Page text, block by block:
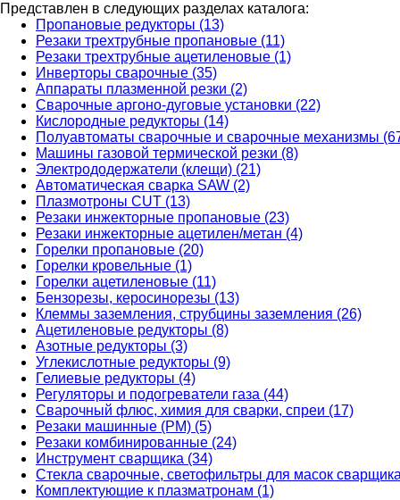
Представлен в следующих разделах каталога:
Пропановые редукторы (13)
Резаки трехтрубные пропановые (11)
Резаки трехтрубные ацетиленовые (1)
Инверторы сварочные (35)
Аппараты плазменной резки (2)
Сварочные аргоно-дуговые установки (22)
Кислородные редукторы (14)
Полуавтоматы сварочные и сварочные механизмы
Машины газовой термической резки (8)
Электрододержатели (клещи) (21)
Автоматическая сварка SAW (2)
Плазмотроны CUT (13)
Резаки инжекторные пропановые (23)
Резаки инжекторные ацетилен/метан (4)
Горелки пропановые (20)
Горелки кровельные (1)
Горелки ацетиленовые (11)
Бензорезы, керосинорезы (13)
Клеммы заземления, струбцины заземления (26)
Ацетиленовые редукторы (8)
Азотные редукторы (3)
Углекислотные редукторы (9)
Гелиевые редукторы (4)
Регуляторы и подогреватели газа (44)
Сварочный флюс, химия для сварки, спреи (17)
Резаки машинные (РМ) (5)
Резаки комбинированные (24)
Инструмент сварщика (34)
Стекла сварочные, светофильтры для масок
Комплектующие к плазматронам (1)